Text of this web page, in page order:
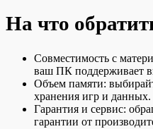
На что
Совместимость с
ваш ПК поддерживает
Объем памяти:
хранения игр и данных.
Гарантия и сервис:
гарантии от